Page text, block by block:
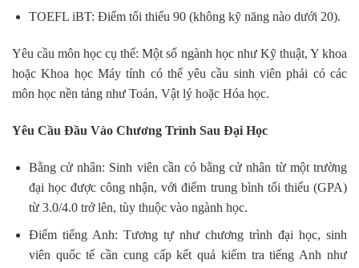
TOEFL iBT: Điểm tối thiểu 90 (không kỹ năng nào dưới 20).
Yêu cầu môn học cụ thể: Một số ngành học như Kỹ thuật, Y khoa
hoặc Khoa học Máy tính có thể yêu cầu sinh viên phải có các
môn học nền tảng như Toán, Vật lý hoặc Hóa học.
Yêu Cầu Đầu Vào Chương Trình Sau Đại Học
Bằng cử nhân: Sinh viên cần có bằng cử nhân từ một trường
đại học được công nhận, với điểm trung bình tối thiểu (GPA)
từ 3.0/4.0 trở lên, tùy thuộc vào ngành học.
Điểm tiếng Anh: Tương tự như chương trình đại học, sinh
viên quốc tế cần cung cấp kết quả kiểm tra tiếng Anh như